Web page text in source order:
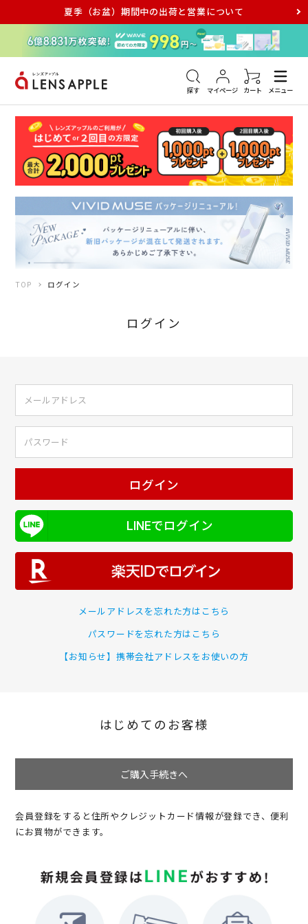
夏季（お盆）期間中の出荷と営業について
探す マイページ カート メニュー
アキュビュー メダリスト メガネ
TOP ログイン
ログイン
ログイン
LINEでログイン
メールアドレスを忘れた方はこちら
パスワードを忘れた方はこちら
【お知らせ】携帯会社アドレスをお使いの方
はじめてのお客様
ご購入手続きへ
会員登録をすると住所やクレジットカード情報が登録でき、便利
にお買物ができます。